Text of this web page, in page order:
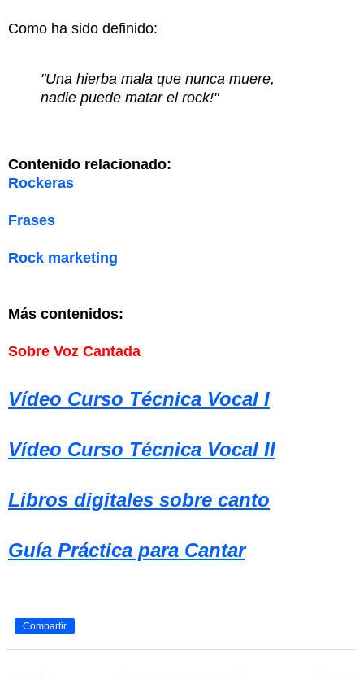
Como ha sido definido:
"Una hierba mala que nunca muere,
nadie puede matar el rock!"
Contenido relacionado:
Rockeras
Frases
Rock marketing
Más contenidos:
Sobre Voz Cantada
Vídeo Curso Técnica Vocal I
Vídeo Curso Técnica Vocal II
Libros digitales sobre canto
Guía Práctica para Cantar
Compartir